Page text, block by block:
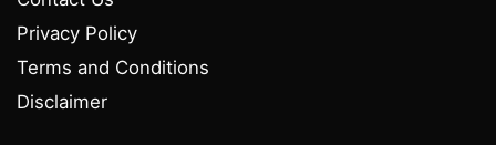
Privacy Policy
Terms and Conditions
Disclaimer